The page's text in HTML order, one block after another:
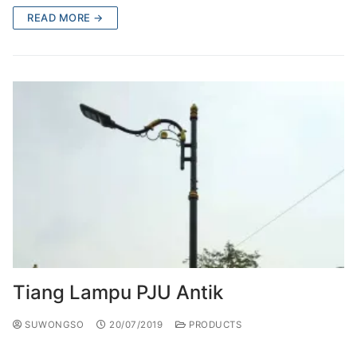
READ MORE →
Tiang Lampu PJU Antik
SUWONGSO 20/07/2019 PRODUCTS